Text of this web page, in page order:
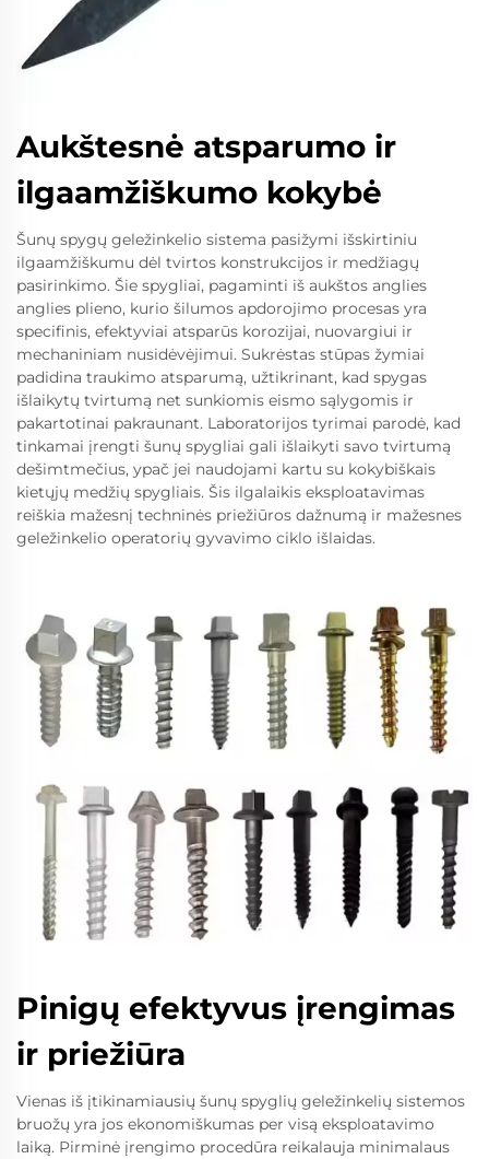
Aukštesnė atsparumo ir
ilgaamžiškumo kokybė
Šunų spygų geležinkelio sistema pasižymi išskirtiniu
ilgaamžiškumu dėl tvirtos konstrukcijos ir medžiagų
pasirinkimo. Šie spygliai, pagaminti iš aukštos anglies
anglies plieno, kurio šilumos apdorojimo procesas yra
specifinis, efektyviai atsparūs korozijai, nuovargiui ir
mechaniniam nusidėvėjimui. Sukrėstas stūpas žymiai
padidina traukimo atsparumą, užtikrinant, kad spygas
išlaikytų tvirtumą net sunkiomis eismo sąlygomis ir
pakartotinai pakraunant. Laboratorijos tyrimai parodė, kad
tinkamai įrengti šunų spygliai gali išlaikyti savo tvirtumą
dešimtmečius, ypač jei naudojami kartu su kokybiškais
kietųjų medžių spygliais. Šis ilgalaikis eksploatavimas
reiškia mažesnį techninės priežiūros dažnumą ir mažesnes
geležinkelio operatorių gyvavimo ciklo išlaidas.
Pinigų efektyvus įrengimas
ir priežiūra
Vienas iš įtikinamiausių šunų spyglių geležinkelių sistemos
bruožų yra jos ekonomiškumas per visą eksploatavimo
laiką. Pirminė įrengimo procedūra reikalauja minimalaus